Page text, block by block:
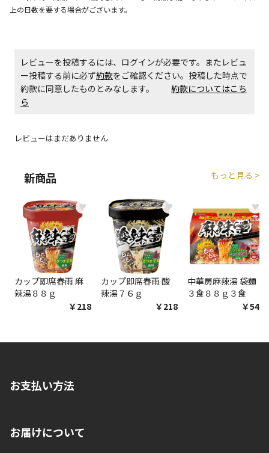
上の日数を要する場合がございます。
レビューを投稿するには、ログインが必要です。またレビュ
ー投稿する前に必ず約款をご確認ください。投稿した時点で
約款に同意したものとみなします。 約款についてはこち
ら
レビューはまだありません
新商品 もっと見る >
♥
カップ即席春雨 麻
辣湯８８ｇ
￥218
♥
カップ即席春雨 酸
辣湯７６ｇ
￥218
♥
中華房麻辣湯 袋麺
３食８８ｇ３食
￥548
お支払い方法
いいただくことはできません。ご了承ください。
お届けについて